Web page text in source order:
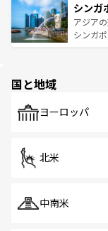
参照して
激する
が待っ
た文化
み、ど
ており
うな絶
シンガ
アジア
シンガ
で、ホ
国と地域
ヨーロッパ
北米
中南米